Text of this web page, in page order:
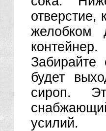
отверстие,
желобком
контейнер.
будет
сироп.
усилий.